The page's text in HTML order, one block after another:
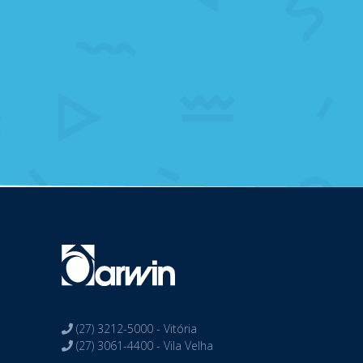
(27) 3212-5000 - Vitória
(27) 3061-4400 - Vila Velha